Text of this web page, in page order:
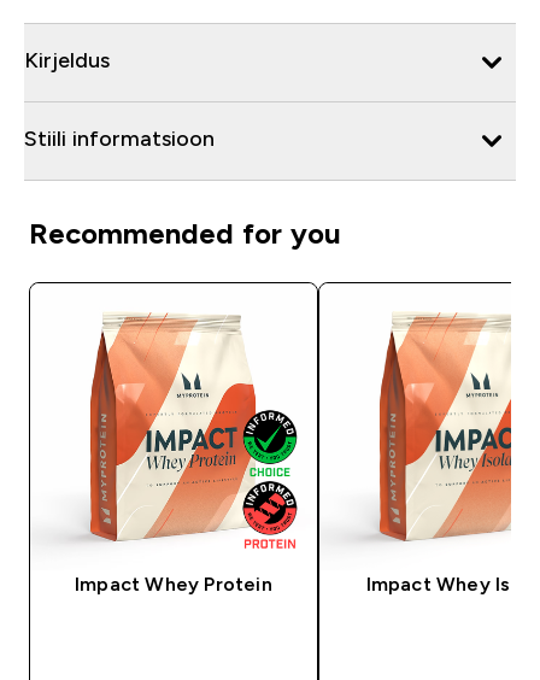
Kirjeldus
Stiili informatsioon
Recommended for you
Impact Whey Protein Impact Whey